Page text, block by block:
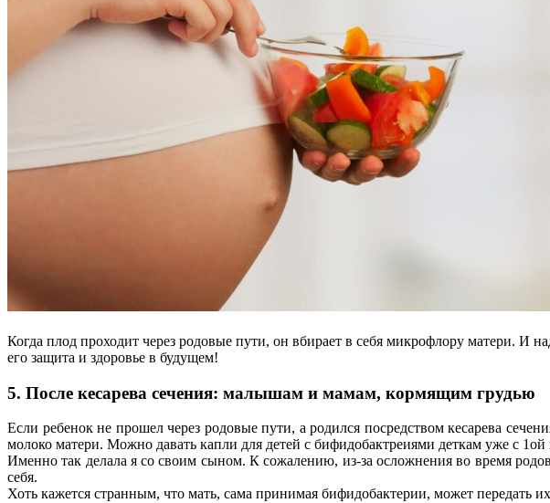
Когда плод проходит через родовые пути, он вбирает в себя микрофлору матери. И
его защита и здоровье в будущем!
5. После кесарева сечения: малышам и мамам, кормящим грудью
Если ребенок не прошел через родовые пути, а родился посредством кесарева
молоко матери. Можно давать капли для детей с бифидобактреиями деткам уже с
Именно так делала я со своим сыном. К сожалению, из-за осложнения во время
себя.
Хоть кажется странным, что мать, сама принимая бифидобактерии, может передать